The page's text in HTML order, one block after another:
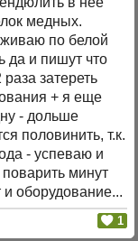
медных.
по белой
да и пишут что
затереть
+ я еще
- дольше
половинить, т.к.
- успеваю и
минут
и оборудование...
1